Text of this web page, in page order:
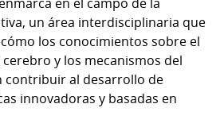
un área interdisciplinaria que
los conocimientos sobre el
y los mecanismos del
contribuir al desarrollo de
innovadoras y basadas en